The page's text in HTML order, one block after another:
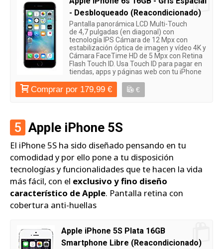
- Desbloqueado (Reacondicionado)
Pantalla panorámica LCD Multi-Touch
de 4,7 pulgadas (en diagonal) con
tecnología IPS Cámara de 12 Mpx con
estabilización óptica de imagen y vídeo 4K y
Cámara FaceTime HD de 5 Mpx con Retina
Flash Touch ID. Usa Touch ID para pagar en
tiendas, apps y páginas web con tu iPhone
Comprar por 179,99 € €
5 Apple iPhone 5S
El iPhone 5S ha sido diseñado pensando en tu
comodidad y por ello pone a tu disposición
tecnologías y funcionalidades que te hacen la vida
más fácil, con el exclusivo y fino diseño
característico de Apple. Pantalla retina con
cobertura anti-huellas
Apple iPhone 5S Plata 16GB
Smartphone Libre (Reacondicionado)